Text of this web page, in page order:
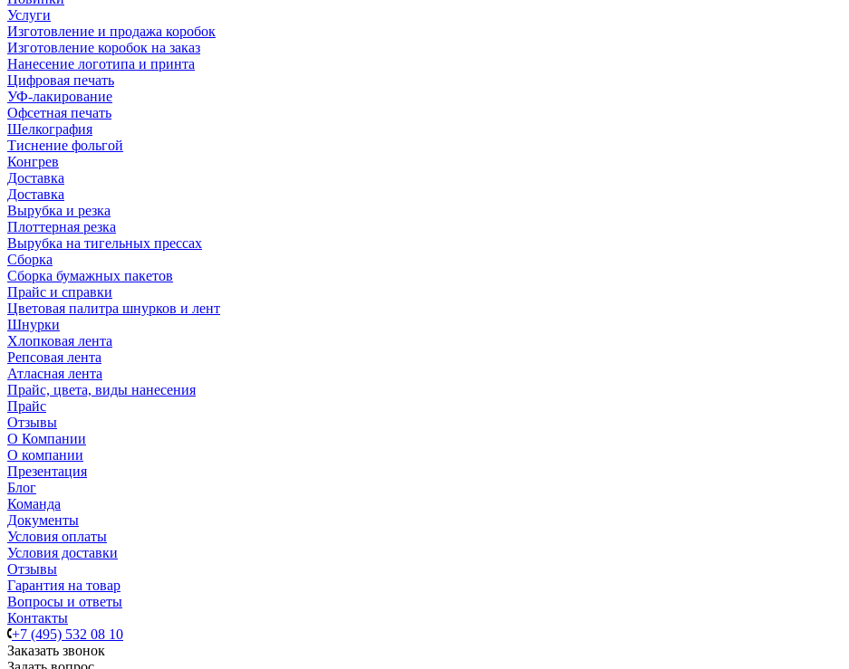
Услуги
Изготовление и продажа коробок
Изготовление коробок на заказ
Нанесение логотипа и принта
Цифровая печать
УФ-лакирование
Офсетная печать
Шелкография
Тиснение фольгой
Конгрев
Доставка
Доставка
Вырубка и резка
Плоттерная резка
Вырубка на тигельных прессах
Сборка
Сборка бумажных пакетов
Прайс и справки
Цветовая палитра шнурков и лент
Шнурки
Хлопковая лента
Репсовая лента
Атласная лента
Прайс, цвета, виды нанесения
Прайс
Отзывы
О Компании
О компании
Презентация
Блог
Команда
Документы
Условия оплаты
Условия доставки
Отзывы
Гарантия на товар
Вопросы и ответы
Контакты
+7 (495) 532 08 10
Заказать звонок